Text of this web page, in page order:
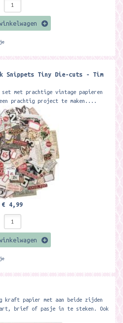
Snippets Tiny Die-cuts - Tim
met prachtige vintage papieren
prachtig project te maken....
€ 4,99
kraft papier met aan beide zijden
brief of pasje in te steken. Ook